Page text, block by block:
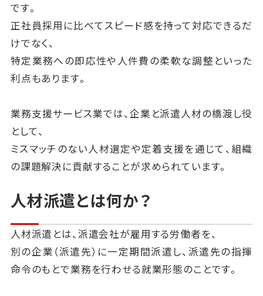
です。
正社員採用に比べてスピード感を持って対応できるだ
けでなく、
特定業務への即応性や人件費の柔軟な調整といった
利点もあります。
業務支援サービス業では、企業と派遣人材の橋渡し役
として、
ミスマッチのない人材選定や定着支援を通じて、組織
の課題解決に貢献することが求められています。
人材派遣とは何か？
人材派遣とは、派遣会社が雇用する労働者を、
別の企業（派遣先）に一定期間派遣し、派遣先の指揮
命令のもとで業務を行わせる就業形態のことです。